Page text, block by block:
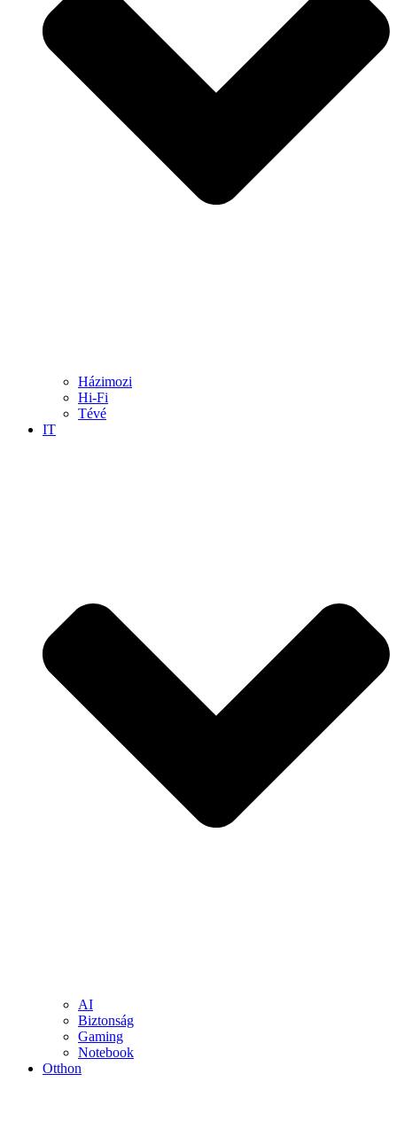
Házimozi
Hi-Fi
Tévé
IT
AI
Biztonság
Gaming
Notebook
Otthon